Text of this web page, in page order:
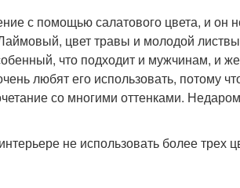
с помощью салатового цвета, и он
цвет травы и молодой
что подходит и мужчинам, и
любят его использовать, потому
со многими оттенками.
не использовать более трех